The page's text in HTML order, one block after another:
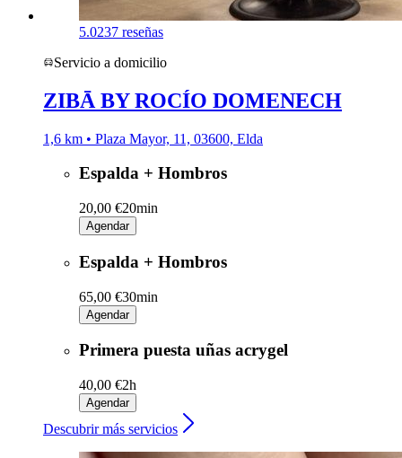
5.0237 reseñas
Servicio a domicilio
ZIBĀ BY ROCÍO DOMENECH
1,6 km • Plaza Mayor, 11, 03600, Elda
Espalda + Hombros
20,00 €20min
Agendar
Espalda + Hombros
65,00 €30min
Agendar
Primera puesta uñas acrygel
40,00 €2h
Agendar
Descubrir más servicios